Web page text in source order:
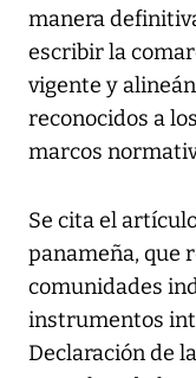
manera
escribir la
vigente y
reconocidos a
marcos
Se cita el
panameña, que
comunidades
instrumentos
Declaración de